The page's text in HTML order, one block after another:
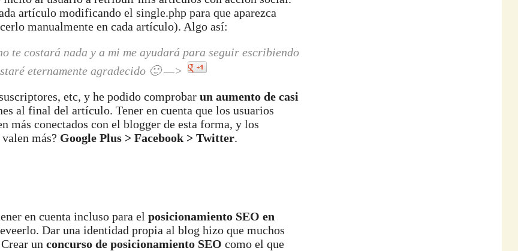
artículo modificando el single.php para que aparezca
manualmente en cada artículo). Algo así:
te costará nada y a mi me ayudará para seguir escribiendo
eternamente agradecido 🙂 —>
etc, y he podido comprobar un aumento de casi
al final del artículo. Tener en cuenta que los usuarios
conectados con el blogger de esta forma, y los
más? Google Plus > Facebook > Twitter.
en cuenta incluso para el posicionamiento SEO en
Dar una identidad propia al blog hizo que muchos
un concurso de posicionamiento SEO como el que